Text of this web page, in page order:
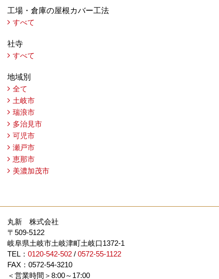
工場・倉庫の屋根カバー工法
すべて
社寺
すべて
地域別
全て
土岐市
瑞浪市
多治見市
可児市
瀬戸市
恵那市
美濃加茂市
丸新 株式会社
〒509-5122
岐阜県土岐市土岐津町土岐口1372-1
TEL： 0120-542-502 / 0572-55-1122
FAX：0572-54-3210
＜営業時間＞8:00～17:00